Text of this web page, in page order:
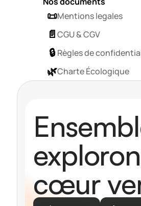
📜Mentions legales
📄CGU & CGV
🔒 Règles de
🌿Charte Écologique
cœur